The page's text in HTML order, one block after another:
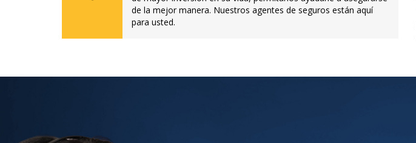
de la mejor manera. Nuestros agentes de seguros están aquí
para usted.